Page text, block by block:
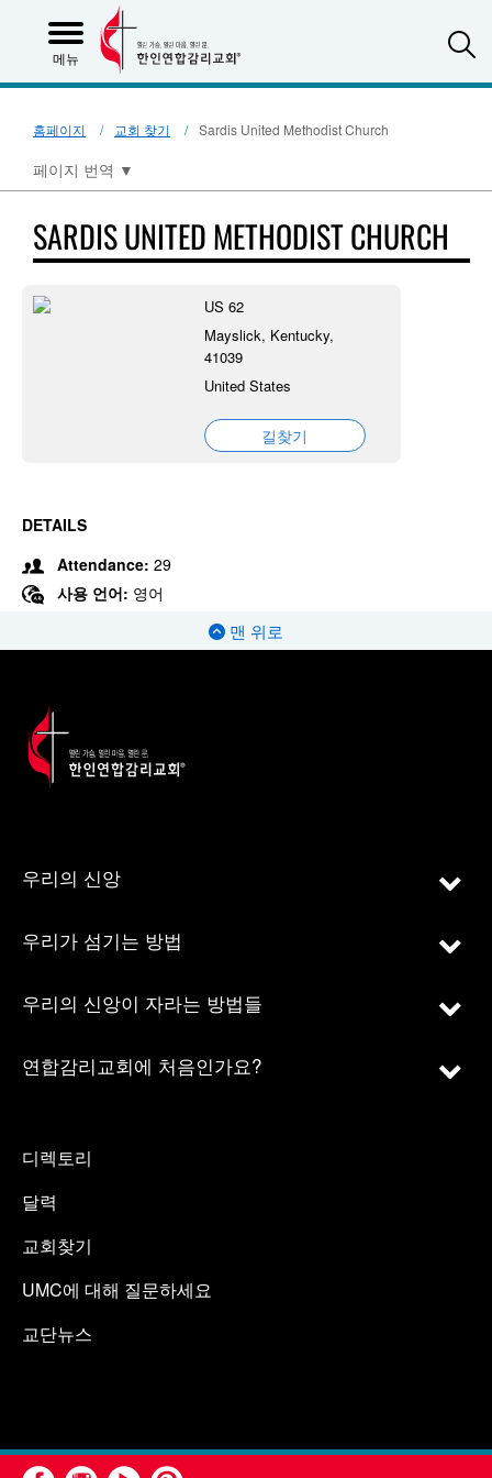
메뉴
홈페이지 교회 찾기 Sardis United Methodist Church
페이지 번역 ▼
SARDIS UNITED METHODIST CHURCH
US 62
Mayslick, Kentucky,
41039
United States
길찾기
DETAILS
Attendance: 29
사용 언어: 영어
맨 위로
우리의 신앙
우리가 섬기는 방법
우리의 신앙이 자라는 방법들
연합감리교회에 처음인가요?
디렉토리
달력
교회찾기
UMC에 대해 질문하세요
교단뉴스